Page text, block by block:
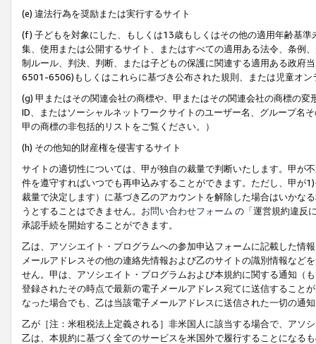
(e) 違法行為を奨励または実行するサイト
(f) 子どもを対象にした、もしくは13歳もしくはその他の適用年齢基
集、使用または公開するサイト、またはすべての適用ある法令、条例
制ルール、判決、判断、または子どもの保護に関連する適用ある政府
6501-6506)もしくはこれらに基づき公布された規則、または児童オン
(g) 甲またはその関連会社の商標や、甲またはその関連会社の商標の
ID、またはソーシャルネットワークサイトのユーザー名、グループ名
甲の商標の非包括的リストをご覧ください。）
(h) その他知的財産権を侵害するサイト
サイトの適切性については、甲が独自の裁量で判断いたします。甲が
件を遵守すればいつでも再申込みすることができます。ただし、甲が
裁量で決定します）に基づき乙のアカウントを解除した場合はいかな
うとすることはできません。 お問い合わせフォーム の「運営規約違反
承認手続を開始することができます。
乙は、アソシエイト・プログラムへの参加申込フォームに記載した情
メールアドレスその他の連絡先情報および乙のサイトの識別情報など
せん。甲は、アソシエイト・プログラムおよび本規約に関する通知（
登録されたその時点で最新の電子メールアドレス宛てに送信すること
なった場合でも、乙は当該電子メールアドレスに送信された一切の通
乙が［注：米租税法上定義される］非米国人に該当する場合で、アソ
乙は、本規約に基づく全てのサービスを米国外で履行することになる